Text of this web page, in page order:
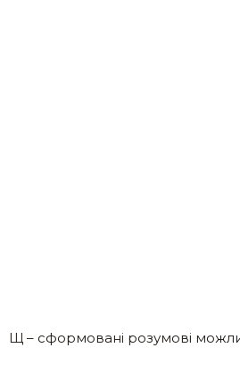
Щ – сформовані розумові